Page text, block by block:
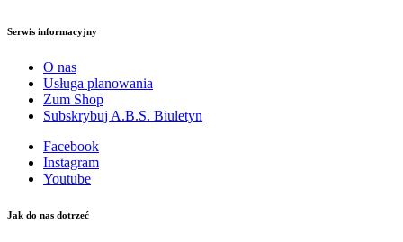
Serwis informacyjny
O nas
Usługa planowania
Zum Shop
Subskrybuj A.B.S. Biuletyn
Facebook
Instagram
Youtube
Jak do nas dotrzeć